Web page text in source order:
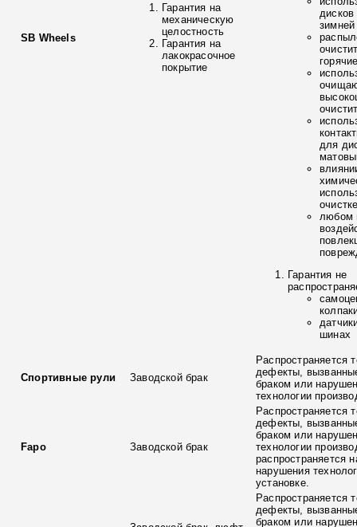
SB Wheels
Гарантия на
механическую
целостность
Гарантия на
лакокрасочное
покрытие
зимней
для
любом
Гарантия не
шинах
Спортивные рули Заводской брак
Распространяется
дефекты,
браком или
технологии
Fapo Заводской брак
Распространяется
дефекты,
браком или
технологии
распространяется
нарушения
установке.
Распространяется
дефекты,
браком или